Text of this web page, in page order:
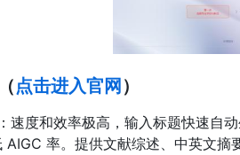
（点击进入官网 ）
：速度和效率极高，输入标题快速自
AIGC 率。提供文献综述、中英文